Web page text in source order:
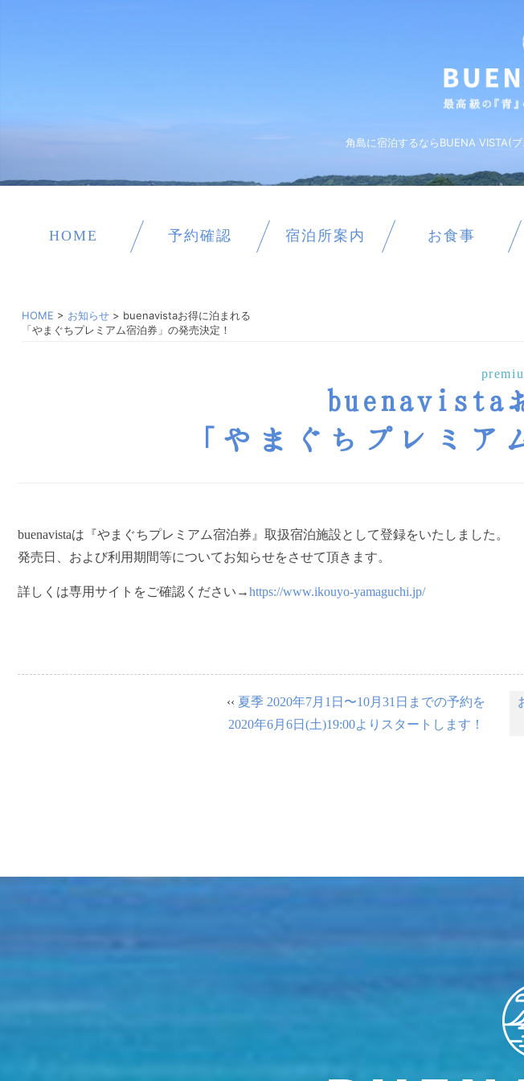
角島に宿泊するならBUENA VISTA(
HOME 予約確認 宿泊所案内 お食事
HOME > お知らせ> buenavistaお得に泊まれる
「やまぐちプレミアム宿泊券」の発売決定！
buenavista
「やまぐちプレミア
buenavistaは『やまぐちプレミアム宿泊券』取扱宿泊施設として登録をいたしました。
発売日、および利用期間等についてお知らせをさせて頂きます。
詳しくは専用サイトをご確認ください→https://www.ikouyo-yamaguchi.jp/
‹‹ 夏季 2020年7月1日〜10月31日までの予約を
2020年6月6日(土)19:00よりスタートします！